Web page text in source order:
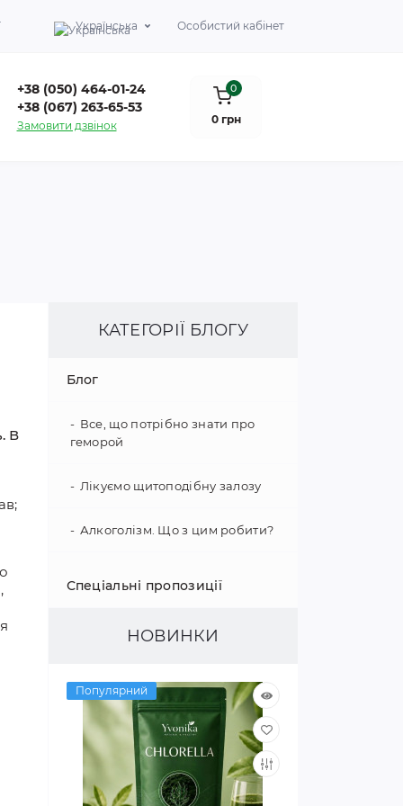
Українська Особистий кабінет
+38 (050) 464-01-24
+38 (067) 263-65-53
Замовити дзвінок
0
0 грн
В
КАТЕГОРІЇ БЛОГУ
Блог
Все, що потрібно знати про
геморой
Лікуємо щитоподібну залозу
Алкоголізм. Що з цим робити?
Як покращити слух
Цікаві факти про наш організм
Покращуємо зір
Спеціальні пропозиції
НОВИНКИ
Популярний